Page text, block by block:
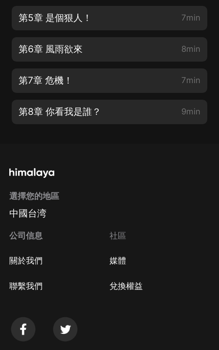
第5章 是個狠人！ 7min
第6章 風雨欲來 8min
第7章 危機！ 7min
第8章 你看我是誰？ 9min
選擇您的地區
中國台湾
公司信息
關於我們
聯繫我們
社區
媒體
兌換權益